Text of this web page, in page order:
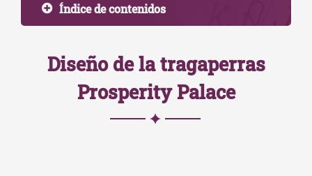
Índice de contenidos
Diseño de la tragaperras
Prosperity Palace